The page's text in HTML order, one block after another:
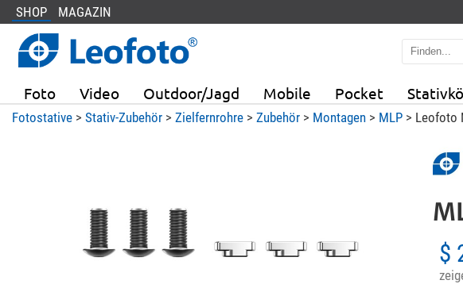
SHOP MAGAZIN
Foto Video Outdoor/Jagd Mobile Pocket
Fotostative> Stativ-Zubehör> Zielfernrohre> Zubehör> Montagen> MLP> Leofoto
$